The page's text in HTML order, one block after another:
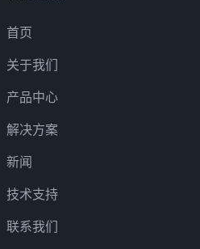
首页
关于我们
产品中心
解决方案
新闻
技术支持
联系我们